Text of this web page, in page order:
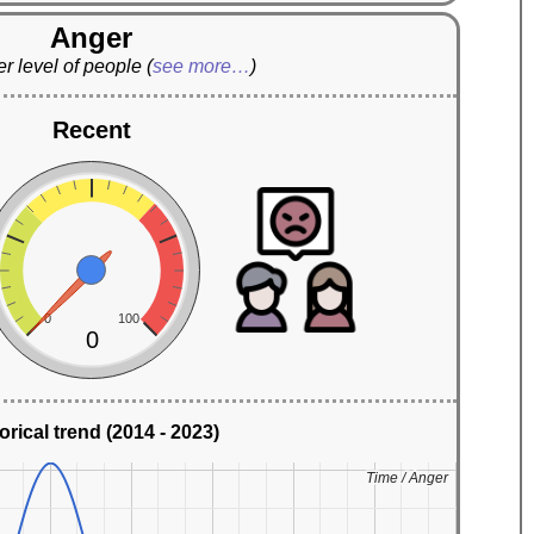
Anger
level of people(see more…)
Recent
0 100
0
trend (2014 - 2023)
Time / Anger
Time / Anger